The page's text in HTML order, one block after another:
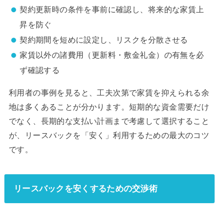
契約更新時の条件を事前に確認し、将来的な家賃上
昇を防ぐ
契約期間を短めに設定し、リスクを分散させる
家賃以外の諸費用（更新料・敷金礼金）の有無を必
ず確認する
利用者の事例を見ると、工夫次第で家賃を抑えられる余
地は多くあることが分かります。短期的な資金需要だけ
でなく、長期的な支払い計画まで考慮して選択すること
が、リースバックを「安く」利用するための最大のコツ
です。
リースバックを安くするための交渉術